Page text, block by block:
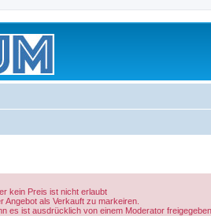
kein Preis ist nicht erlaubt
als Verkauft zu markeiren.
es ist ausdrücklich von einem Moderator